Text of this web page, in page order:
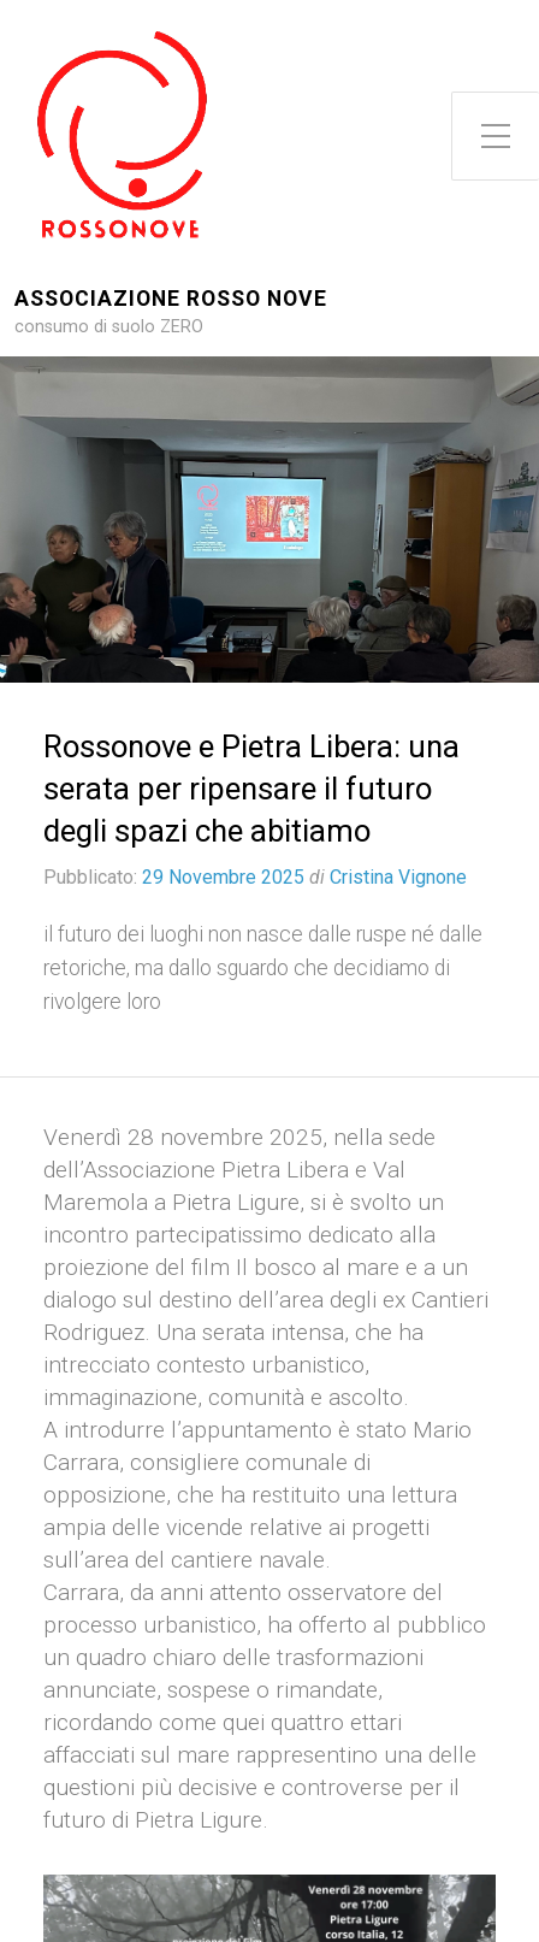
Attiva/disattiva il menu
ASSOCIAZIONE ROSSO NOVE
consumo di suolo ZERO
Rossonove e Pietra Libera: una
serata per ripensare il futuro
degli spazi che abitiamo
Pubblicato: 29 Novembre 2025 di Cristina Vignone
il futuro dei luoghi non nasce dalle ruspe né dalle
retoriche, ma dallo sguardo che decidiamo di
rivolgere loro
Venerdì 28 novembre 2025, nella sede
dell’Associazione Pietra Libera e Val
Maremola a Pietra Ligure, si è svolto un
incontro partecipatissimo dedicato alla
proiezione del film Il bosco al mare e a un
dialogo sul destino dell’area degli ex Cantieri
Rodriguez. Una serata intensa, che ha
intrecciato contesto urbanistico,
immaginazione, comunità e ascolto.
A introdurre l’appuntamento è stato Mario
Carrara, consigliere comunale di
opposizione, che ha restituito una lettura
ampia delle vicende relative ai progetti
sull’area del cantiere navale.
Carrara, da anni attento osservatore del
processo urbanistico, ha offerto al pubblico
un quadro chiaro delle trasformazioni
annunciate, sospese o rimandate,
ricordando come quei quattro ettari
affacciati sul mare rappresentino una delle
questioni più decisive e controverse per il
futuro di Pietra Ligure.